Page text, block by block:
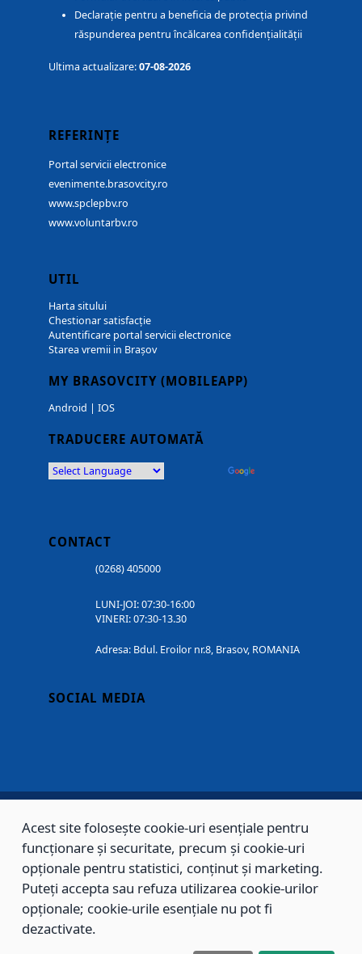
Declarație pentru a beneficia de protecția privind
răspunderea pentru încălcarea confidențialității
Ultima actualizare:07-08-2026
REFERINȚE
Portal servicii electronice
evenimente.brasovcity.ro
www.spclepbv.ro
www.voluntarbv.ro
UTIL
Harta sitului
Chestionar satisfacție
Autentificare portal servicii electronice
Starea vremii in Brașov
MY BRASOVCITY (MOBILEAPP)
Android | IOS
TRADUCERE AUTOMATĂ
CONTACT
(0268) 405000
LUNI-JOI: 07:30-16:00
VINERI: 07:30-13.30
Adresa: Bdul. Eroilor nr.8, Brasov, ROMANIA
SOCIAL MEDIA
Copyright © 2002 - 2026 - PRIMĂRIA MUNICIPIULUI BRAȘOV, toate drepturile
rezervate.
Sitemap Contact
Acest site folosește cookie-uri esențiale pentru
funcționare și securitate, precum și cookie-uri
opționale pentru statistici, conținut și marketing.
Puteți accepta sau refuza utilizarea cookie-urilor
opționale; cookie-urile esențiale nu pot fi
dezactivate.